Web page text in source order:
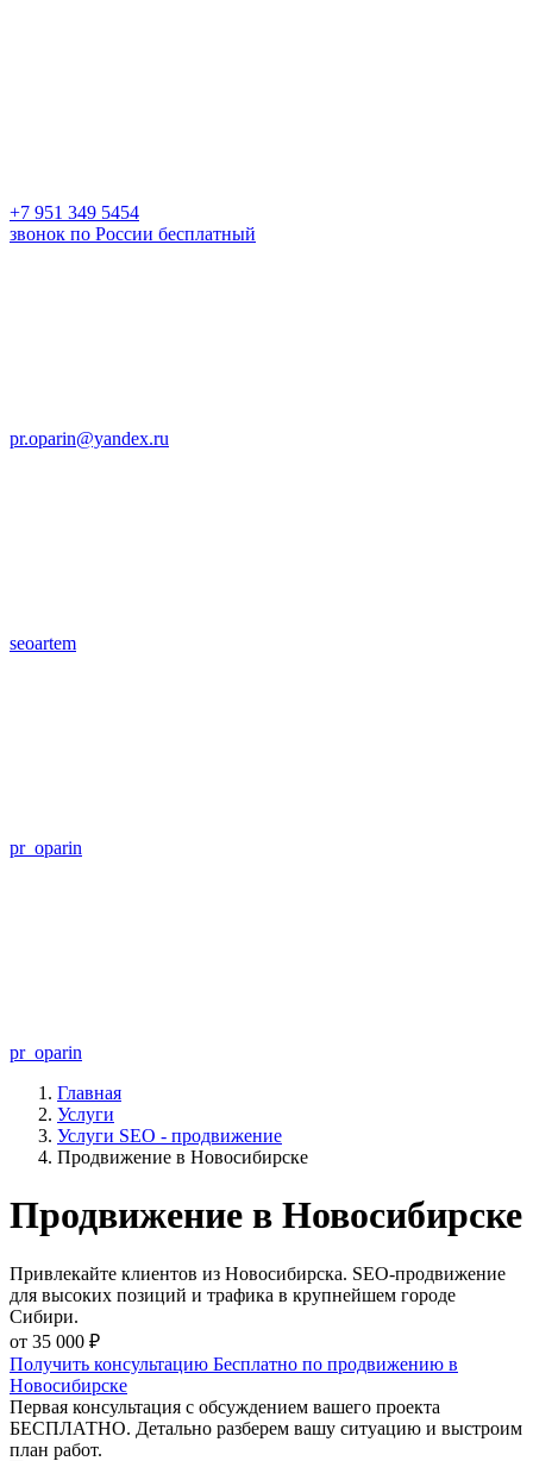
+7 951 349 5454
звонок по России бесплатный
pr.oparin@yandex.ru
seoartem
pr_oparin
pr_oparin
Главная
Услуги
Услуги SEO - продвижение
Продвижение в Новосибирске
Продвижение в Новосибирске
Привлекайте клиентов из Новосибирска. SEO-продвижение
для высоких позиций и трафика в крупнейшем городе
Сибири.
от 35 000 ₽
Получить консультацию Бесплатно по продвижению в
Новосибирске
Первая консультация с обсуждением вашего проекта
БЕСПЛАТНО. Детально разберем вашу ситуацию и выстроим
план работ.